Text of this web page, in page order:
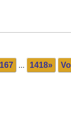
... 1418»